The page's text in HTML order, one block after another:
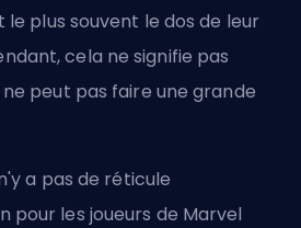
le plus souvent le dos de leur
cela ne signifie pas
peut pas faire une grande
a pas de réticule
pour les joueurs de Marvel